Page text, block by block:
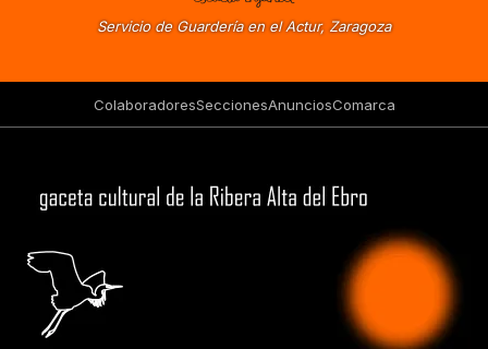
Servicio de Guardería en el Actur, Zaragoza
ColaboradoresSeccionesAnunciosComarca